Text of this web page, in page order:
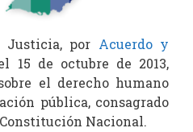
Justicia, por Acuerdo y
15 de octubre de 2013,
el derecho humano
pública, consagrado
Nacional.